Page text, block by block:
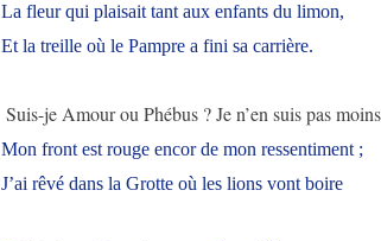
La fleur qui plaisait tant aux enfants du limon,
Et la treille où le Pampre a fini sa carrière.
Suis-je Amour ou Phébus ? Je n’en suis pas
Mon front est rouge encor de mon ressentiment ;
J’ai rêvé dans la Grotte où les lions vont boire